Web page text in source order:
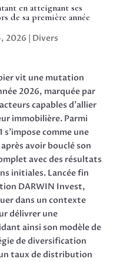
en atteignant ses
de sa première année
2026 | Divers
vit une mutation
2026, marquée par
capables d’allier
immobilière. Parmi
s’impose comme une
avoir bouclé son
avec des résultats
initiales. Lancée fin
DARWIN Invest,
dans un contexte
délivrer une
ainsi son modèle de
de diversification
taux de distribution